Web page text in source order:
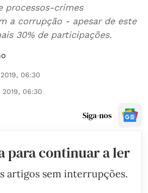
processos-crimes
a corrupção - apesar de este
30% de participações.
06:30
2019, 06:30
Siga-nos
para continuar a ler
artigos sem interrupções.